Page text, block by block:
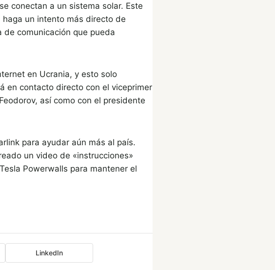
conectan a un sistema solar. Este
un intento más directo de
comunicación que pueda
en Ucrania, y esto solo
en contacto directo con el viceprimer
así como con el presidente
para ayudar aún más al país.
un video de «instrucciones»
Powerwalls para mantener el
LinkedIn